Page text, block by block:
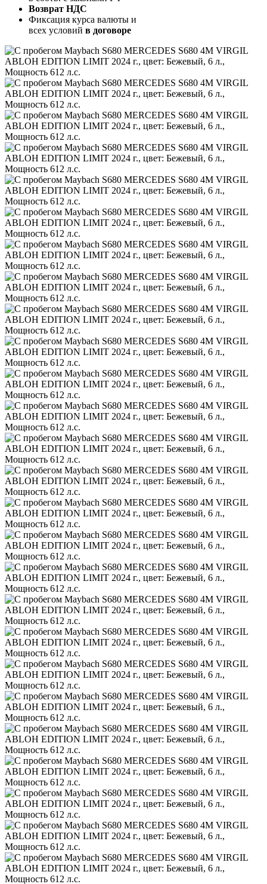
Возврат НДС
Фиксация курса валюты и
всех условий в договоре